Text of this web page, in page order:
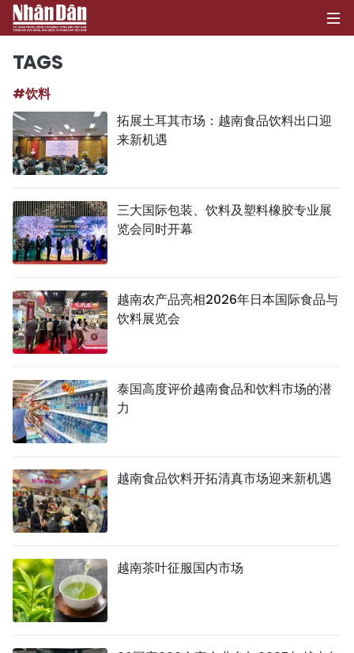
政治
社会
文化
史海
图表新闻
TAGS
#饮料
拓展土耳其市场：越南食品饮料出口迎
来新机遇
三大国际包装、饮料及塑料橡胶专业展
览会同时开幕
越南农产品亮相2026年日本国际食品与
饮料展览会
泰国高度评价越南食品和饮料市场的潜
力
越南食品饮料开拓清真市场迎来新机遇
越南茶叶征服国内市场